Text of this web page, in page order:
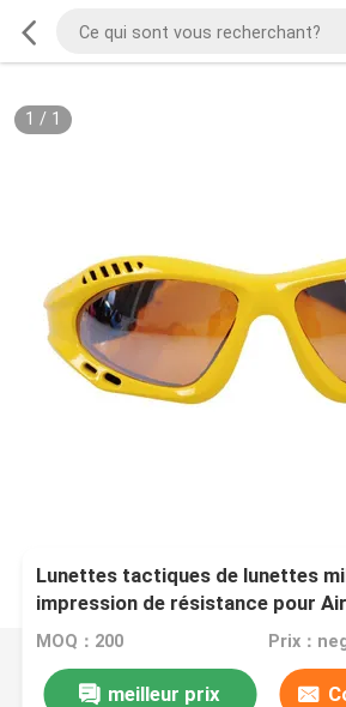
1 / 1
Lunettes tactiques de lunettes
impression de résistance pour
MOQ：200 Prix：
meilleur prix